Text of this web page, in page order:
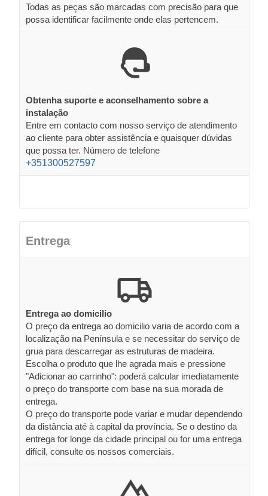
Todas as peças são marcadas com precisão para que
possa identificar facilmente onde elas pertencem.
Obtenha suporte e aconselhamento sobre a
instalação
Entre em contacto com nosso serviço de atendimento
ao cliente para obter assistência e quaisquer dúvidas
que possa ter. Número de telefone
+351300527597
Entrega
Entrega ao domicilio
O preço da entrega ao domicilio varia de acordo com a
localização na Península e se necessitar do serviço de
grua para descarregar as estruturas de madeira.
Escolha o produto que lhe agrada mais e pressione
"Adicionar ao carrinho": poderá calcular imediatamente
o preço do transporte com base na sua morada de
entrega.
O preço do transporte pode variar e mudar dependendo
da distância até à capital da província. Se o destino da
entrega for longe da cidade principal ou for uma entrega
difícil, consulte os nossos comerciais.